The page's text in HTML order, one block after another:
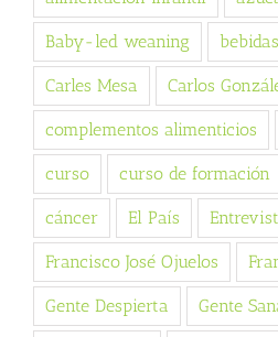
Baby-led weaning
Carles Mesa Carlos
complementos alimenticios
curso curso de formación
cáncer El País
Francisco José Ojuelos
Gente Despierta Gente